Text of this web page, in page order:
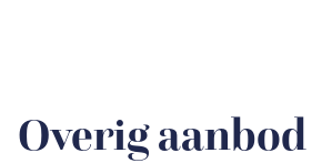
Overig aanbod